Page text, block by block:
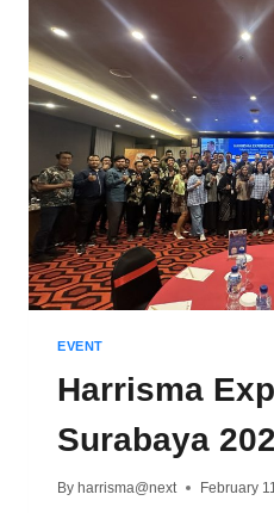
EVENT
Harrisma
Surabaya
By harrisma@next February